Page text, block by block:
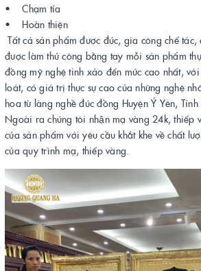
• Chạm tỉa
• Hoàn thiện
Tất cả sản phẩm được đúc, gia công chế tác,
được làm thủ công bằng tay mỗi sản phẩm
đồng mỹ nghệ tinh xảo đến mức cao nhất,
loát, có giá trị thực sự cao của những nghệ
hoa từ làng nghề đúc đồng Huyện Ý Yên,
Ngoài ra chúng tôi nhận mạ vàng 24k, thiếp
của sản phẩm với yêu cầu khắt khe về chất
của quy trình mạ, thiếp vàng.